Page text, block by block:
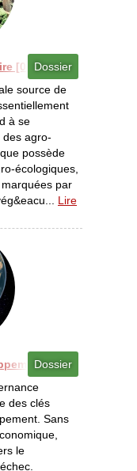
Dossier
[04/2015]
source de
à se
des agro-
possède
écologiques,
par
Lire
Dossier
(1e partie) /
des clés
Sans
le